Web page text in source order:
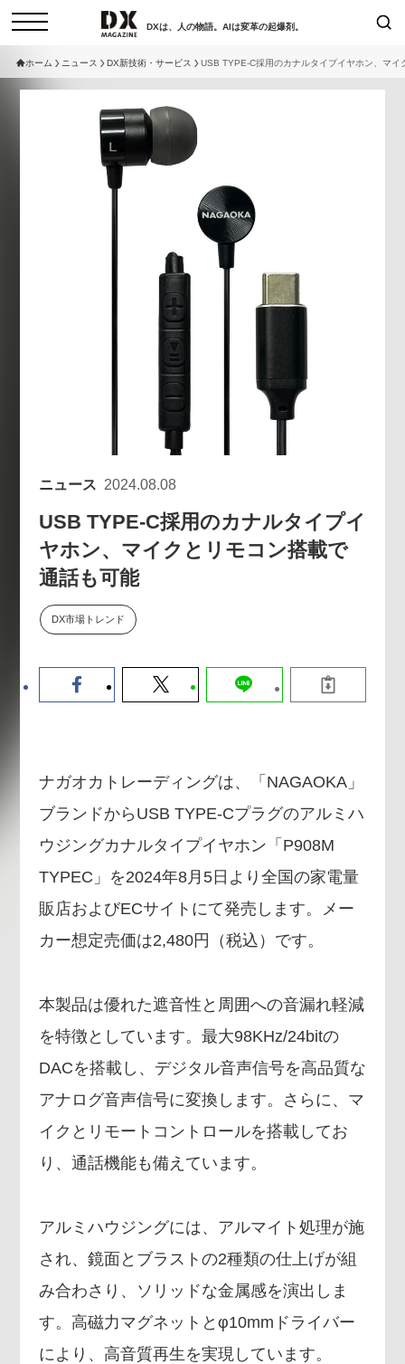
DXは、人の物語。AIは変革の起爆剤。
サービスメニュー
トップページ
特集
サイトマップ
お問い合わせ
個人情報保護法について
採用情報
検索
現在開催予定のセミナー
【8/6開催】AIエージェント時
代、日本企業は何から始めるべき
か。〜シリコンバレーAX最新潮
流から学ぶ〜
2026-08-03
【8/12開催】「イノベーションを
数値化する」～投資される事業の
基準と、終活DX「SouSou」に
学ぶ資金調達・巻き込みのリアル
～
ホーム ニュース DX新技術・サービス USB TYPE-C採用のカナルタイプイヤホン、マイ
ニュース 2024.08.08
USB TYPE-C採用のカナルタイプイ
ヤホン、マイクとリモコン搭載で
通話も可能
DX市場トレンド
ナガオカトレーディングは、「NAGAOKA」
ブランドからUSB TYPE-Cプラグのアルミハ
ウジングカナルタイプイヤホン「P908M
TYPEC」を2024年8月5日より全国の家電量
販店およびECサイトにて発売します。メー
カー想定売価は2,480円（税込）です。
本製品は優れた遮音性と周囲への音漏れ軽減
を特徴としています。最大98KHz/24bitの
DACを搭載し、デジタル音声信号を高品質な
アナログ音声信号に変換します。さらに、マ
イクとリモートコントロールを搭載してお
り、通話機能も備えています。
アルミハウジングには、アルマイト処理が施
され、鏡面とブラストの2種類の仕上げが組
み合わさり、ソリッドな金属感を演出しま
す。高磁力マグネットとφ10mmドライバー
により、高音質再生を実現しています。